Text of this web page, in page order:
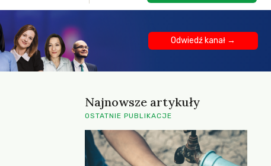
Odwiedź kanał →
Najnowsze artykuły
OSTATNIE PUBLIKACJE